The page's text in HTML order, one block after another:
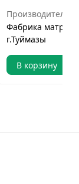
Производитель
Фабрика
г.Туймазы
В корзину